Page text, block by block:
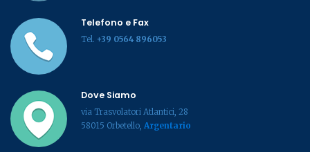
Telefono e Fax
Tel. +39 0564 896053
Dove Siamo
via Trasvolatori Atlantici, 28
58015 Orbetello, Argentario